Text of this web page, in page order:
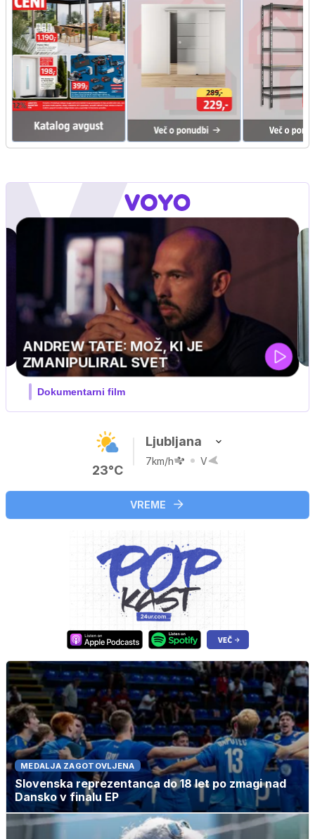
MOJ PRIJATELJ PINGVIN
Film meseca / družinski, pustolovski
23°C
Ljubljana
7km/h V
VREME
MEDALJA ZAGOTOVLJENA
Slovenska reprezentanca do 18 let po zmagi nad
Dansko v finalu EP